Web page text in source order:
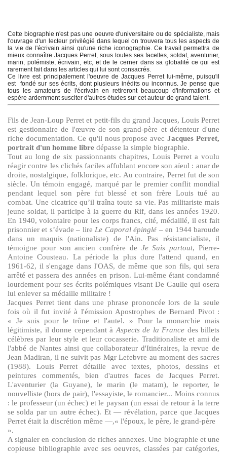
Cette biographie n'est pas une oeuvre d'universitaire ou de spécialiste, mais
l'ouvrage d'un lecteur privilégié dans lequel on trouvera tous les aspects de
la vie de l'écrivain ainsi qu'une riche iconographie. Ce travail permettra de
mieux connaître Jacques Perret, sous toutes ses facettes, soldat, aventurier,
marin, polémiste, écrivain, etc, et de le cerner dans sa globalité ce qui est
rarement fait dans les articles qui lui sont consacrés.
Ce livre est principalement l'oeuvre de Jacques Perret lui-même, puisqu'il
est fondé sur ses écrits, dont plusieurs inédits ou inconnus. Je pense que
tous les amateurs de l'écrivain en retireront beaucoup d'informations et
espère ardemment susciter d'autres études sur cet auteur de grand talent.
Fils de Jean-Loup Perret et petit-fils du grand Jacques, Louis Perret
est gestionnaire de l'œuvre de son grand-père et détenteur d'une
riche documentation. Ce qu'il nous propose avecJacques Perret,
portrait d'un homme libre dépasse la simple biographie.
Tout au long de six passionnants chapitres, Louis Perret a voulu
réagir contre les clichés faciles affublant encore son aïeul : anar de
droite, nostalgique, folklorique, etc. Au contraire, Perret fut de son
siècle. Un témoin engagé, marqué par le premier conflit mondial
pendant lequel son père fut blessé et son frère Louis tué au
combat. Une cicatrice qu’il traîna toute sa vie. Pas militariste mais
jeune soldat, il participe à la guerre du Rif, dans les années 1920.
En 1940, volontaire pour les corps francs, cité, médaillé, il est fait
prisonnier et s’évade – lire Le Caporal épinglé – en 1944 baroude
dans un maquis (nationaliste) de l'Ain. Pas résistancialiste, il
témoigne pour son ancien confrère de Je Suis partout, Pierre-
Antoine Cousteau. La période la plus dure l'attend quand, en
1961-62, il s'engage dans l'OAS, de même que son fils, qui sera
arrêté et passera des années en prison. Lui-même étant condamné
lourdement pour ses écrits polémiques visant De Gaulle qui osera
lui enlever sa médaille militaire !
Jacques Perret tient dans une phrase prononcée lors de la seule
fois où il fut invité à l'émission Apostrophes de Bernard Pivot :
« Je suis pour le trône et l'autel. » Pour la monarchie mais
légitimiste, il donne cependant à Aspects de la France des billets
célèbres par leur style et leur cocasserie. Traditionaliste et ami de
l'abbé de Nantes ainsi que collaborateur d'Itinéraires, la revue de
Jean Madiran, il ne suivit pas Mgr Lefebvre au moment des sacres
(1988). Louis Perret détaille avec textes, photos, dessins et
peintures commentés, bien d'autres faces de Jacques Perret.
L'aventurier (la Guyane), le marin (le matam), le reporter, le
nouvelliste (hors de pair), l'essayiste, le romancier... Moins connus
: le professeur (un échec) et le paysan (un essai de retour à la terre
se solda par un autre échec). Et — révélation, parce que Jacques
Perret était la discrétion même —,« l'époux, le père, le grand-père
».
A signaler en conclusion de riches annexes. Une biographie et une
copieuse bibliographie avec ses oeuvres, classées par catégories,